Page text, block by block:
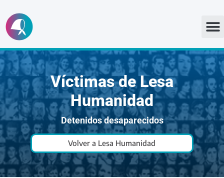
Ir
al
contenido
Víctimas de Lesa
Humanidad
Detenidos desaparecidos
Volver a Lesa Humanidad